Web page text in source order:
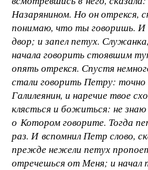
Назарянином. Но он отрекся,
понимаю, что ты говоришь. И
двор; и запел петух.
начала говорить стоявшим
опять отрекся. Спустя
стали говорить Петру:
Галилеянин, и наречие твое
клясться и божиться: не знаю
о Котором говорите. Тогда
раз. И вспомнил Петр слово,
прежде нежели петух
отречешься от Меня; и начал